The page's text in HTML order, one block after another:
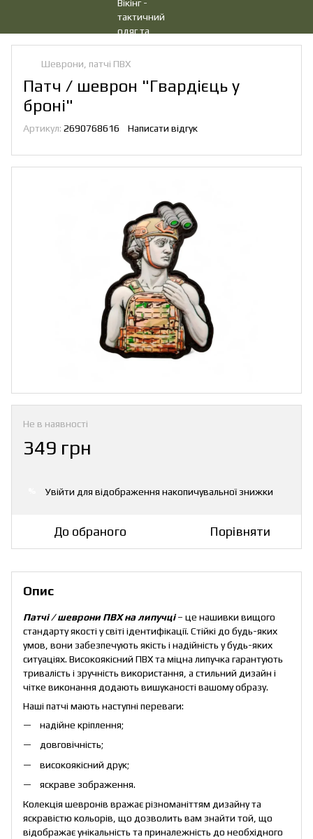
Шеврони, патчі ПВХ
Патч / шеврон "Гвардієць у
броні"
Артикул: 2690768616 Написати відгук
Не в наявності
349 грн
Увійти для відображення накопичувальної знижки
До обраного Порівняти
Опис
Патчі / шеврони ПВХ на липучці– це нашивки вищого
стандарту якості у світі ідентифікації. Стійкі до будь-яких
умов, вони забезпечують якість і надійність у будь-яких
ситуаціях. Високоякісний ПВХ та міцна липучка гарантують
тривалість і зручність використання, а стильний дизайн і
чітке виконання додають вишуканості вашому образу.
Наші патчі мають наступні переваги:
надійне кріплення;
довговічність;
високоякісний друк;
яскраве зображення.
Колекція шевронів вражає різноманіттям дизайну та
яскравістю кольорів, що дозволить вам знайти той, що
відображає унікальність та приналежність до необхідного